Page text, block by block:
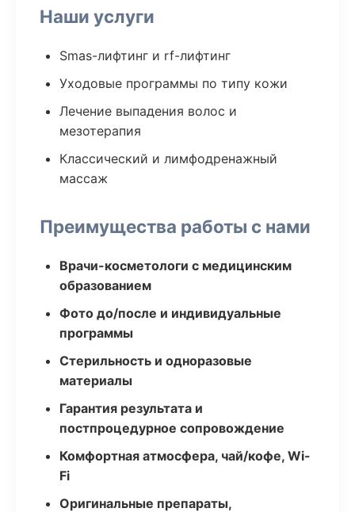
Наши услуги
Smas-лифтинг и rf-лифтинг
Уходовые программы по типу кожи
Лечение выпадения волос и
мезотерапия
Классический и лимфодренажный
массаж
Преимущества работы с нами
Врачи-косметологи с медицинским
образованием
Фото до/после и индивидуальные
программы
Стерильность и одноразовые
материалы
Гарантия результата и
постпроцедурное сопровождение
Комфортная атмосфера, чай/кофе, Wi-
Fi
Оригинальные препараты,